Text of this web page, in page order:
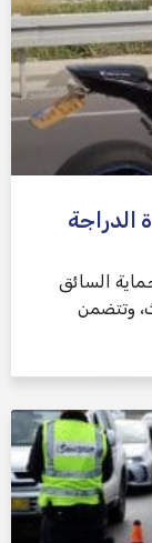
الدراجة
السائق
وتتضمن